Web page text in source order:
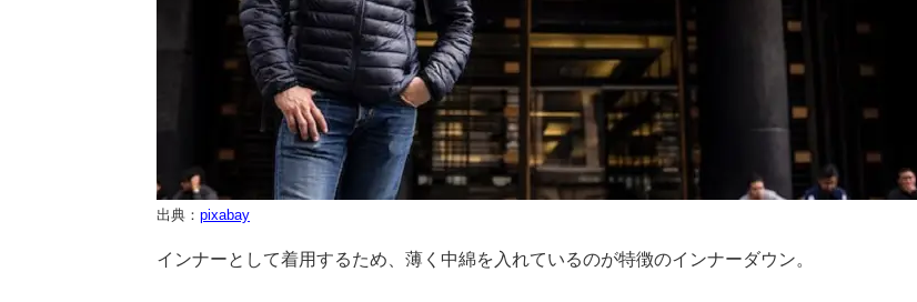
出典： pixabay
インナーとして着用するため、薄く中綿を入れているのが特徴のインナーダウン。